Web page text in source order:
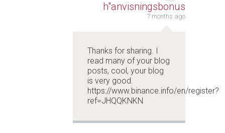
h"anvisningsbonus
7 months ago
Thanks for sharing. I
read many of your blog
posts, cool, your blog
is very good.
https://www.binance.info/en/register?
ref=JHQQKNKN